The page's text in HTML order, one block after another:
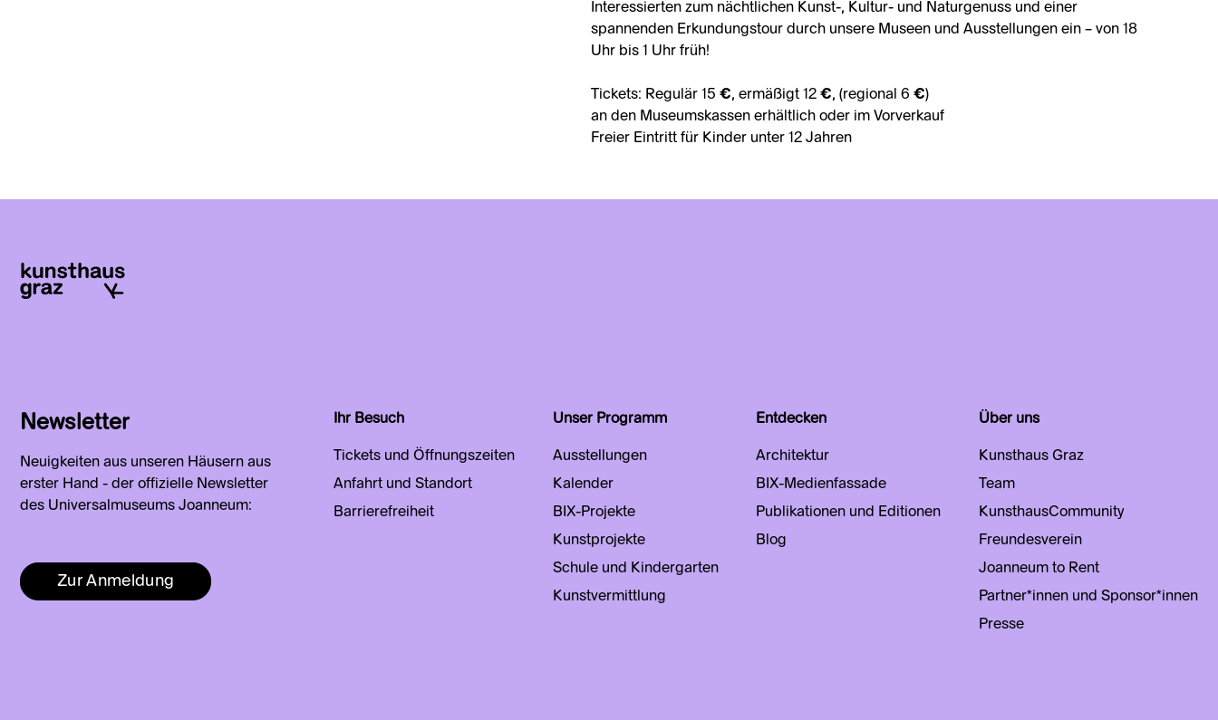
Interessierten zum nächtlichen Kunst-, Kultur- und Naturgenuss und einer
spannenden Erkundungstour durch unsere Museen und Ausstellungen ein – von 18
Uhr bis 1 Uhr früh!
Tickets: Regulär 15 €, ermäßigt 12 €, (regional 6 €)
an den Museumskassen erhältlich oder im Vorverkauf
Freier Eintritt für Kinder unter 12 Jahren
Newsletter
Neuigkeiten aus unseren Häusern aus
erster Hand - der offizielle Newsletter
des Universalmuseums Joanneum:
Zur Anmeldung
Ihr Besuch
Tickets und Öffnungszeiten
Anfahrt und Standort
Barrierefreiheit
Unser Programm
Ausstellungen
Kalender
BIX-Projekte
Kunstprojekte
Schule und Kindergarten
Kunstvermittlung
Entdecken
Architektur
BIX-Medienfassade
Publikationen und Editionen
Blog
Über uns
Kunsthaus Graz
Team
KunsthausCommunity
Freundesverein
Joanneum to Rent
Partner*innen und Sponsor*innen
Presse